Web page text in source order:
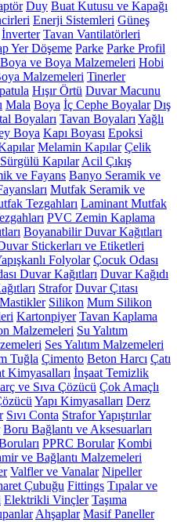
Duy Buat Kutusu ve Kapağı
Enerji Sistemleri Güneş
İnverter Tavan Vantilatörleri
Yer Döşeme Parke Parke Profil
Boya ve Boya Malzemeleri Hobi
Malzemeleri Tinerler
Hışır Örtü Duvar Macunu
Mala Boya İç Cephe Boyalar Dış
Boyaları Tavan Boyaları Yağlı
Boya Kapı Boyası Epoksi
Melamin Kapılar Çelik
Sürgülü Kapılar Acil Çıkış
ve Fayans Banyo Seramik ve
Mutfak Seramik ve
Tezgahları Laminant Mutfak
PVC Zemin Kaplama
Boyanabilir Duvar Kağıtları
Stickerları ve Etiketleri
Folyolar Çocuk Odası
Duvar Kağıtları Duvar Kağıdı
Strafor Duvar Çıtası
Silikon Mum Silikon
Kartonpiyer Tavan Kaplama
Malzemeleri Su Yalıtım
Ses Yalıtım Malzemeleri
Tuğla Çimento Beton Harcı Çatı
Kimyasalları İnşaat Temizlik
ve Sıva Çözücü Çok Amaçlı
Yapı Kimyasalları Derz
Sıvı Conta Strafor Yapıştırılar
Boru Bağlantı ve Aksesuarları
PPRC Borular Kombi
ve Bağlantı Malzemeleri
Valfler ve Vanalar Nipeller
Çubuğu Fittings Tıpalar ve
Elektrikli Vinçler Taşıma
Ahşaplar Masif Paneller